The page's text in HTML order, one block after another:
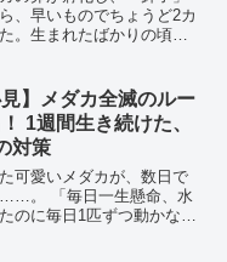
、早いものでちょうど2カ
。生まれたばかりの頃
、毎日ハラハラしながら水
いました。今...
見】メダカ全滅のルー
1週間生き続けた、
対策
可愛いメダカが、数日で
。 「毎日一生懸命、水
のに毎日1匹ずつ動かなく